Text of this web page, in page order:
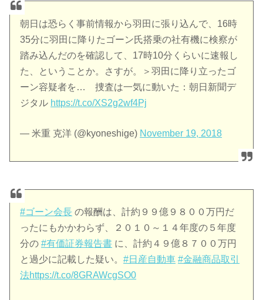
朝日は恐らく事前情報から羽田に張り込んで、16時
35分に羽田に降りたゴーン氏搭乗の社有機に検察が
踏み込んだのを確認して、17時10分くらいに速報し
た、ということか。さすが。＞羽田に降り立ったゴ
ーン容疑者を… 捜査は一気に動いた：朝日新聞デ
ジタル https://t.co/XS2g2wf4Pj
— 米重 克洋 (@kyoneshige) November 19, 2018
#ゴーン会長 の報酬は、計約９９億９８００万円だ
ったにもかかわらず、２０１０～１４年度の５年度
分の#有価証券報告書 に、計約４９億８７００万円
と過少に記載した疑い。#日産自動車 #金融商品取引
法https://t.co/8GRAWcgSO0